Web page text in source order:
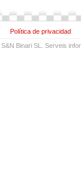
Política de privacidad
S&N Binari SL. Serveis